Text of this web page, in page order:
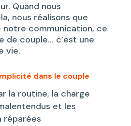
Quand nous
nous réalisons que
notre communication, ce
de couple… c’est une
vie.
dans le couple
la routine, la charge
et les
réparées